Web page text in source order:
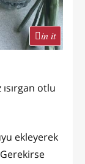
in it
otlu
ekleyerek